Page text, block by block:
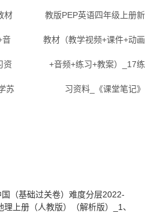
材
音
资
苏
教版PEP英语四年级上册新
教材（教学视频+课件+动画
+音频+练习+教案）_17练
习资料_《课堂笔记》
（基础过关卷）难度分层2022-
上册（人教版）（解析版）_1、